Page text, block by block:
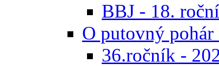
BBJ - 18.
O putovný
36.ročník -